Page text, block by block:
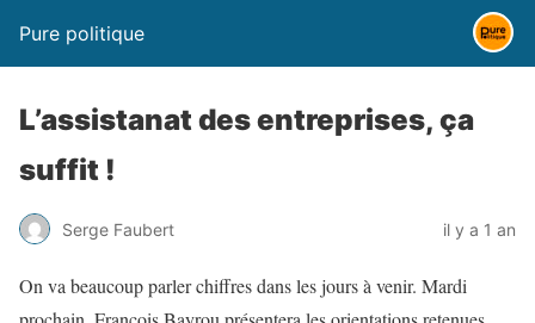
Pure politique
L’assistanat des entreprises, ça
suffit !
Serge Faubert il y a 1 an
On va beaucoup parler chiffres dans les jours à venir. Mardi